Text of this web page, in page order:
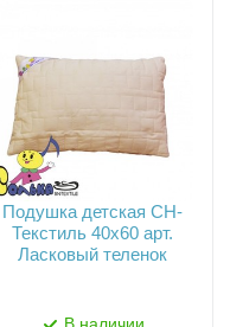
Подушка детская СН-
Текстиль 40х60 арт.
Ласковый теленок
В наличии